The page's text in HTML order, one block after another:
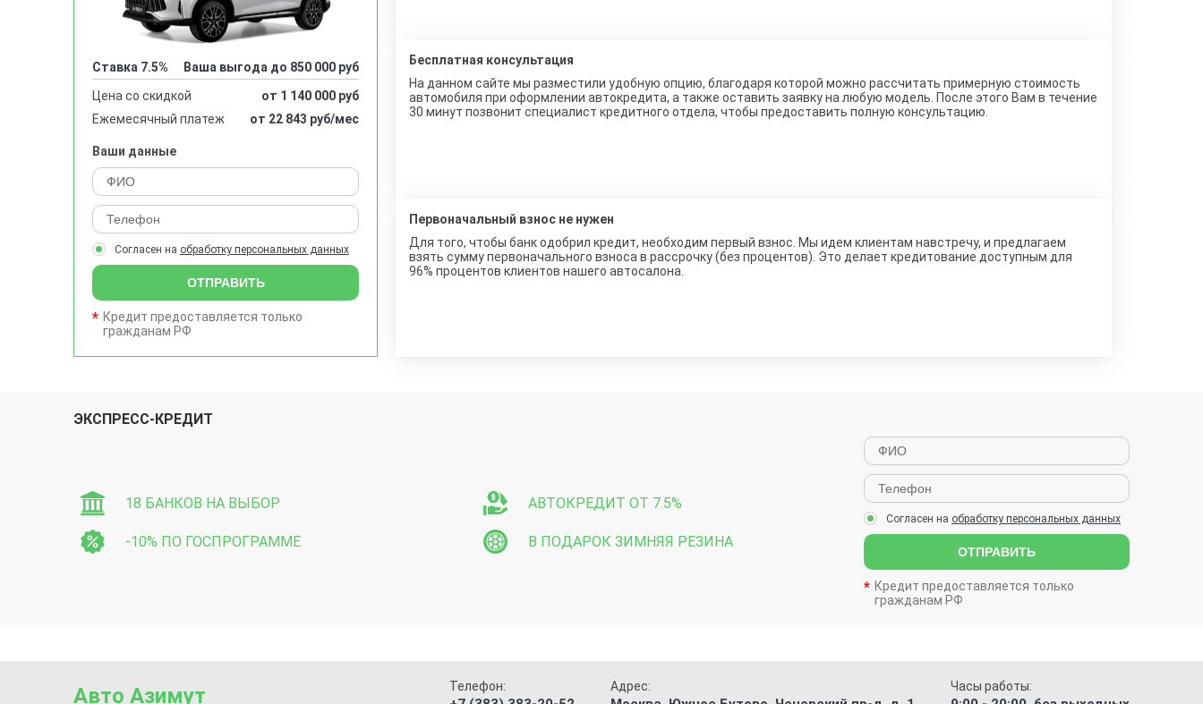
Ставка 7.5%
Ваша выгода до 850 000 руб
Цена со скидкой
от 1 140 000 руб
Ежемесячный платеж
от 22 843 руб/мес
Ваши данные
Согласен на обработку персональных данных
ОТПРАВИТЬ
Кредит предоставляется только
гражданам РФ
Бесплатная консультация
На данном сайте мы разместили удобную опцию, благодаря которой можно рассчитать примерную стоимость
автомобиля при оформлении автокредита, а также оставить заявку на любую модель. После этого Вам в течение
30 минут позвонит специалист кредитного отдела, чтобы предоставить полную консультацию.
Первоначальный взнос не нужен
Для того, чтобы банк одобрил кредит, необходим первый взнос. Мы идем клиентам навстречу, и предлагаем
взять сумму первоначального взноса в рассрочку (без процентов). Это делает кредитование доступным для
96% процентов клиентов нашего автосалона.
ЭКСПРЕСС-КРЕДИТ
18 БАНКОВ НА ВЫБОР АВТОКРЕДИТ ОТ 7.5%
-10% ПО ГОСПРОГРАММЕ В ПОДАРОК ЗИМНЯЯ РЕЗИНА
Согласен на обработку персональных данных
ОТПРАВИТЬ
Кредит предоставляется только
гражданам РФ
Авто Азимут Телефон: Адрес: Часы работы: